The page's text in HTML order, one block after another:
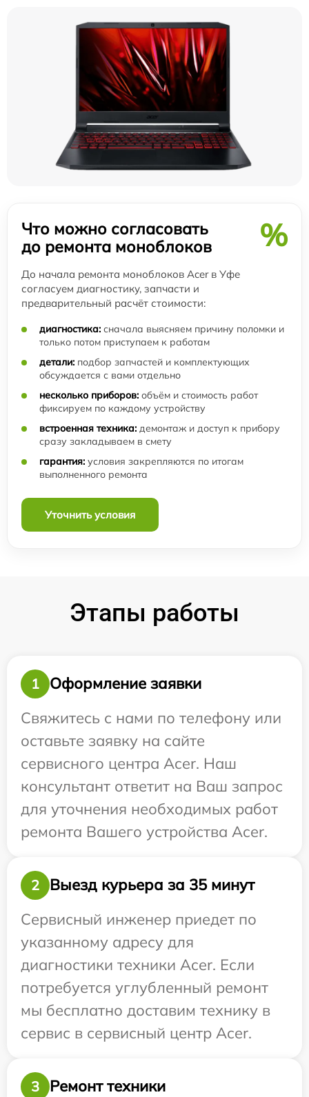
Что можно согласовать
до ремонта моноблоков
%
До начала ремонта моноблоков Acer в Уфе
согласуем диагностику, запчасти и
предварительный расчёт стоимости:
диагностика: сначала выясняем причину поломки и
только потом приступаем к работам
детали: подбор запчастей и комплектующих
обсуждается с вами отдельно
несколько приборов: объём и стоимость работ
фиксируем по каждому устройству
встроенная техника: демонтаж и доступ к прибору
сразу закладываем в смету
гарантия: условия закрепляются по итогам
выполненного ремонта
Уточнить условия
Этапы работы
1
Оформление заявки
Свяжитесь с нами по телефону или
оставьте заявку на сайте
сервисного центра Acer. Наш
консультант ответит на Ваш запрос
для уточнения необходимых работ
ремонта Вашего устройства Acer.
2
Выезд курьера за 35 минут
Сервисный инженер приедет по
указанному адресу для
диагностики техники Acer. Если
потребуется углубленный ремонт
мы бесплатно доставим технику в
сервис в сервисный центр Acer.
3
Ремонт техники